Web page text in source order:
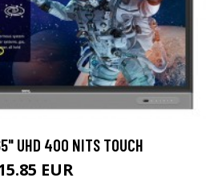
UHD 400 NITS TOUCH
EUR